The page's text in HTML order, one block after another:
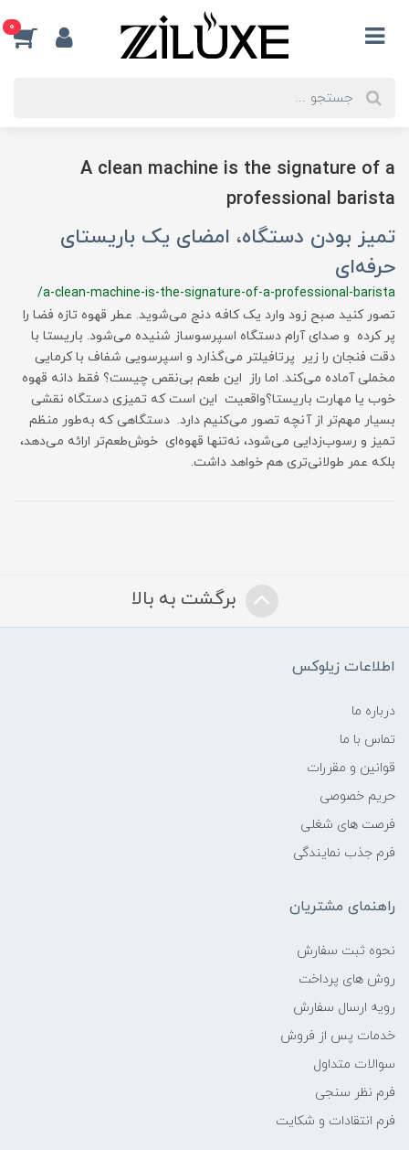
0
A clean machine is the signature of a
professional barista
تمیز بودن دستگاه، امضای یک باریستای
حرفه‌ای
/a-clean-machine-is-the-signature-of-a-professional-barista
​​​​تصور کنید صبح زود وارد یک کافه دنج می‌شوید. عطر قهوه تازه فضا را
پر کرده و صدای آرام دستگاه اسپرسوساز شنیده می‌شود. باریستا با
دقت فنجان را زیر پرتافیلتر می‌گذارد و اسپرسویی شفاف با کرمایی
مخملی آماده می‌کند. اما راز این طعم بی‌نقص چیست؟ فقط دانه قهوه
خوب یا مهارت باریستا؟واقعیت این است که تمیزی دستگاه نقشی
بسیار مهم‌تر از آنچه تصور می‌کنیم دارد. دستگاهی که به‌طور منظم
تمیز و رسوب‌زدایی می‌شود، نه‌تنها قهوه‌ای خوش‌طعم‌تر ارائه می‌دهد،
بلکه عمر طولانی‌تری هم خواهد داشت.
برگشت به بالا
اطلاعات زیلوکس
درباره ما
تماس با ما
قوانین و مقررات
حریم خصوصی
فرصت های شغلی
فرم جذب نمایندگی
راهنمای مشتریان
نحوه ثبت سفارش
روش های پرداخت
رویه ارسال سفارش
خدمات پس از فروش
سوالات متداول
فرم نظر سنجی
فرم انتقادات و شکایت